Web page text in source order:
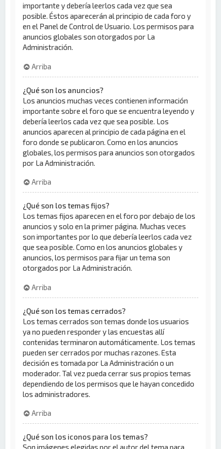
importante y debería leerlos cada vez que sea
posible. Éstos aparecerán al principio de cada foro y
en el Panel de Control de Usuario. Los permisos para
anuncios globales son otorgados por La
Administración.
Arriba
¿Qué son los anuncios?
Los anuncios muchas veces contienen información
importante sobre el foro que se encuentra leyendo y
debería leerlos cada vez que sea posible. Los
anuncios aparecen al principio de cada página en el
foro donde se publicaron. Como en los anuncios
globales, los permisos para anuncios son otorgados
por La Administración.
Arriba
¿Qué son los temas fijos?
Los temas fijos aparecen en el foro por debajo de los
anuncios y solo en la primer página. Muchas veces
son importantes por lo que debería leerlos cada vez
que sea posible. Como en los anuncios globales y
anuncios, los permisos para fijar un tema son
otorgados por La Administración.
Arriba
¿Qué son los temas cerrados?
Los temas cerrados son temas donde los usuarios
ya no pueden responder y las encuestas allí
contenidas terminaron automáticamente. Los temas
pueden ser cerrados por muchas razones. Esta
decisión es tomada por La Administración o un
moderador. Tal vez pueda cerrar sus propios temas
dependiendo de los permisos que le hayan concedido
los administradores.
Arriba
¿Qué son los iconos para los temas?
Son imágenes elegidas por el autor del tema para